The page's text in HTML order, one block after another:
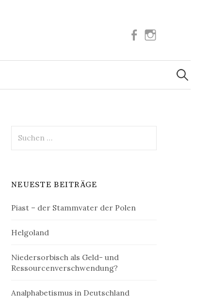
Facebook
Suchen
nach:
nach:
NEUESTE BEITRÄGE
Piast – der Stammvater der Polen
Helgoland
Niedersorbisch als Geld- und
Ressourcenverschwendung?
Analphabetismus in Deutschland